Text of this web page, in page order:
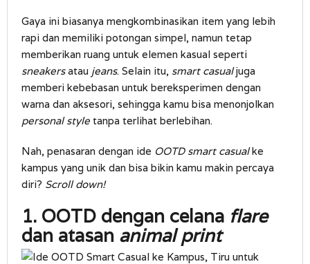
Gaya ini biasanya mengkombinasikan item yang lebih
rapi dan memiliki potongan simpel, namun tetap
memberikan ruang untuk elemen kasual seperti
sneakersatau jeans. Selain itu, smart casualjuga
memberi kebebasan untuk bereksperimen dengan
warna dan aksesori, sehingga kamu bisa menonjolkan
personal style tanpa terlihat berlebihan.
Nah, penasaran dengan ide OOTD smart casualke
kampus yang unik dan bisa bikin kamu makin percaya
diri? Scroll down!
1. OOTD dengan celana flare
dan atasan animal print